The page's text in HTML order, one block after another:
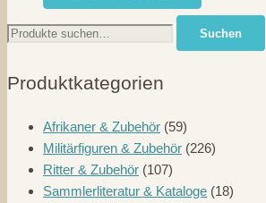
Suche
nach:
Suchen
Produktkategorien
Afrikaner & Zubehör (59)
Militärfiguren & Zubehör (226)
Ritter & Zubehör (107)
Sammlerliteratur & Kataloge (18)